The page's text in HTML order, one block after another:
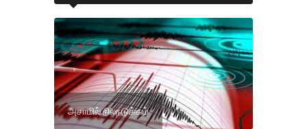
அசாமில் நிலநடுக்கம்